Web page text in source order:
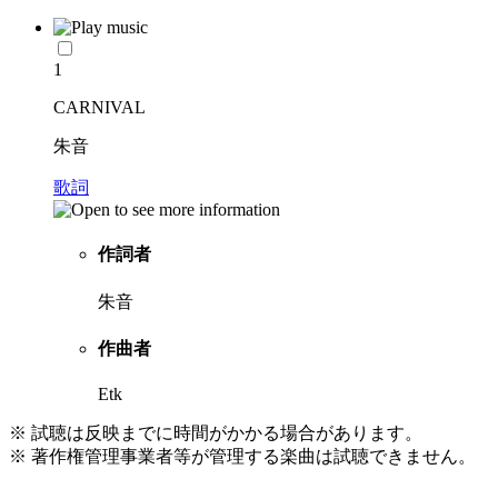
1
CARNIVAL
朱音
歌詞
作詞者
朱音
作曲者
Etk
※ 試聴は反映までに時間がかかる場合があります。
※ 著作権管理事業者等が管理する楽曲は試聴できません。